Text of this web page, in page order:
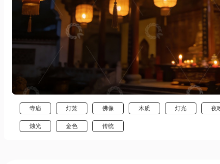
寺庙 灯笼 佛像 木质 灯光 夜
烛光 金色 传统